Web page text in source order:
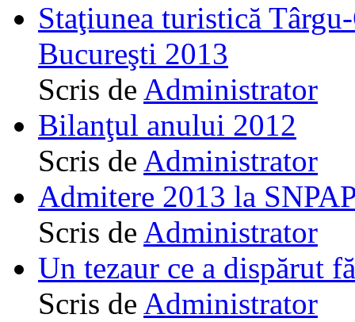
Staţiunea turistică
Bucureşti 2013
Scris de Administrator
Bilanţul anului 2012
Scris de Administrator
Admitere 2013 la
Scris de Administrator
Un tezaur ce a dispărut
Scris de Administrator